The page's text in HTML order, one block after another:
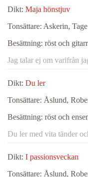
Dikt: Maja hönstjuv
Tonsättare: Askerin, Tage
Besättning: röst och gitarr
Jag talar ej om varifrån
Dikt: Du ler
Tonsättare: Åslund,
Besättning: röst och
Du ler med vita tänder
Dikt: I passionsveckan
Tonsättare: Åslund,